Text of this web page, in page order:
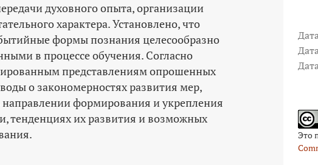
Это
духовного опыта, организации
характера. Установлено, что
формы познания целесообразно
в процессе обучения. Согласно
представлениям опрошенных
о закономерностях развития мер,
формирования и укрепления
тенденциях их развития и возможных